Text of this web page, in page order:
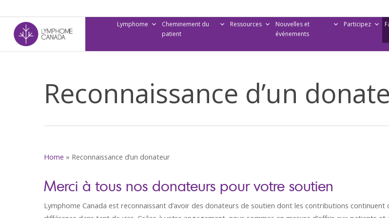
to
main
content
Lymphome
Cheminement du
patient
Ressources
Nouvelles et
événements
Participez
Reconnaissance d’un
Home » Reconnaissance d’un donateur
Merci à tous nos donateurs pour votre soutien
Lymphome Canada est reconnaissant d’avoir des donateurs de soutien dont les contributions continuent